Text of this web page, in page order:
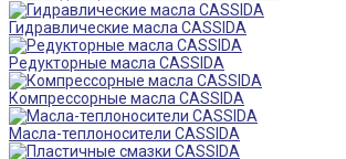
Гидравлические масла CASSIDA
Редукторные масла CASSIDA
Компрессорные масла CASSIDA
Масла-теплоносители CASSIDA